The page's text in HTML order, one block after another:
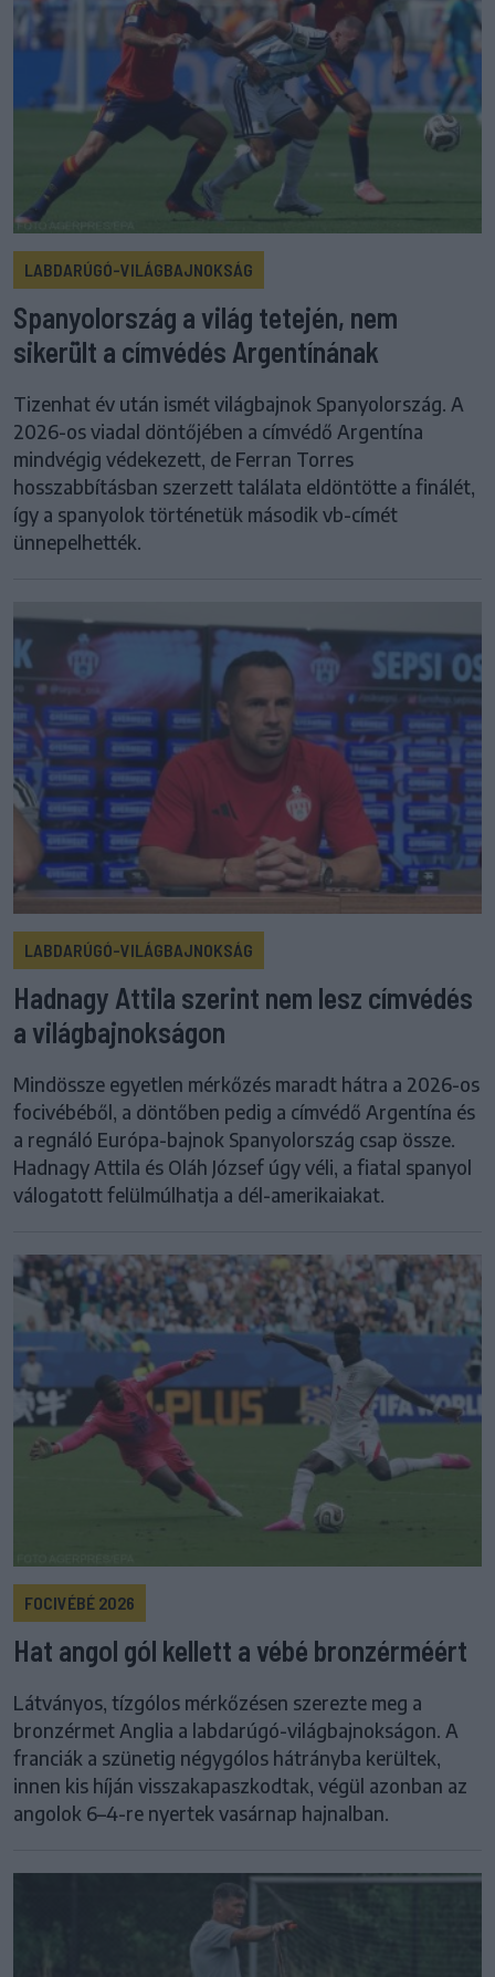
LABDARÚGÓ-VILÁGBAJNOKSÁG
Spanyolország a világ tetején, nem
sikerült a címvédés Argentínának
Tizenhat év után ismét világbajnok Spanyolország. A
2026-os viadal döntőjében a címvédő Argentína
mindvégig védekezett, de Ferran Torres
hosszabbításban szerzett találata eldöntötte a finálét,
így a spanyolok történetük második vb-címét
ünnepelhették.
LABDARÚGÓ-VILÁGBAJNOKSÁG
Hadnagy Attila szerint nem lesz címvédés
a világbajnokságon
Mindössze egyetlen mérkőzés maradt hátra a 2026-os
focivébéből, a döntőben pedig a címvédő Argentína és
a regnáló Európa-bajnok Spanyolország csap össze.
Hadnagy Attila és Oláh József úgy véli, a fiatal spanyol
válogatott felülmúlhatja a dél-amerikaiakat.
FOCIVÉBÉ 2026
Hat angol gól kellett a vébé bronzérméért
Látványos, tízgólos mérkőzésen szerezte meg a
bronzérmet Anglia a labdarúgó-világbajnokságon. A
franciák a szünetig négygólos hátrányba kerültek,
innen kis híján visszakapaszkodtak, végül azonban az
angolok 6–4-re nyertek vasárnap hajnalban.